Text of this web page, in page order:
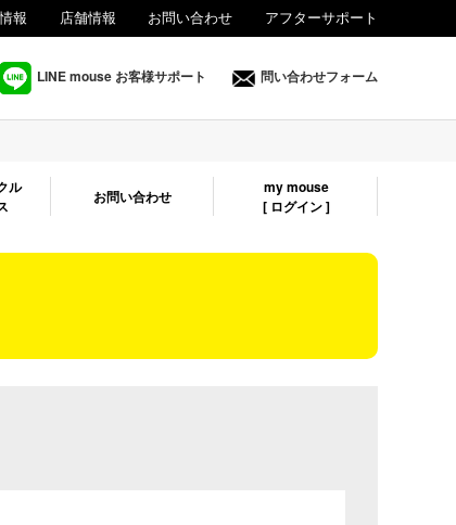
報 店舗情報 お問い合わせ
アフターサポート
法人様向け
LINE mouse お客様サポート 問い合わせフォーム
ル
お問い合わせ
my mouse
[ ログイン ]